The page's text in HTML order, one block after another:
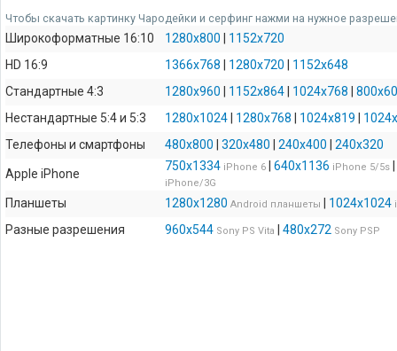
Чтобы скачать картинку Чародейки и серфинг нажми на нужное
Широкоформатные 16:10 1280x800
1152x720
HD 16:9
1366x768 1280x720
1152x648
Стандартные 4:3
1280x960 1152x864 1024x768
Нестандартные 5:4 и 5:3
1280x1024 1280x768 1024x819
Телефоны и смартфоны
480x800 320x480 240x400 240x320
Apple iPhone
750x1334 iPhone 6 640x1136 iPhone 5/5s
iPhone/3G
Планшеты 1280x1280 Android планшеты 1024x1024
Разные разрешения 960x544 Sony PS Vita 480x272 Sony PSP